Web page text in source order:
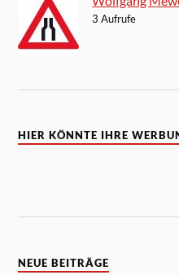
3 Aufrufe
HIER KÖNNTE IHRE
NEUE BEITRÄGE